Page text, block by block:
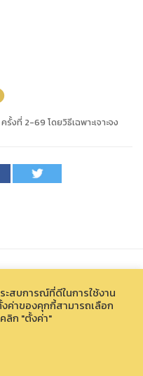
งที่ 2-69 โดยวิธีเฉพาะเจาะจง
ารี (องค์การมหาชน)
หม่ 50230
ะสบการณ์ที่ดีในการใช้งาน
ค่าของคุกกี้สามารถเลือก
ลิก "ตั้งค่า"